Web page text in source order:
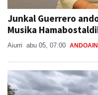
Junkal Guerrero
Musika
Aiurri abu 05, 07:00 ANDOAIN